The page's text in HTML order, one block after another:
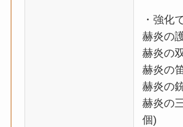
・強化
赫炎の
赫炎の
赫炎の
赫炎の
赫炎の
個)